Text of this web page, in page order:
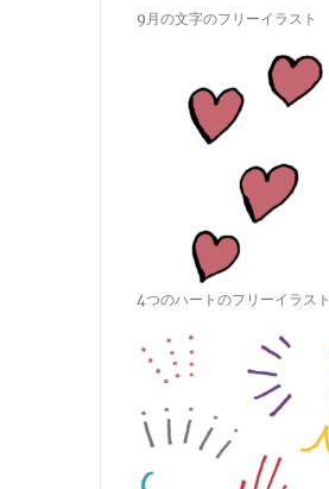
9月の文字のフリーイラスト
4つのハートのフリーイラスト